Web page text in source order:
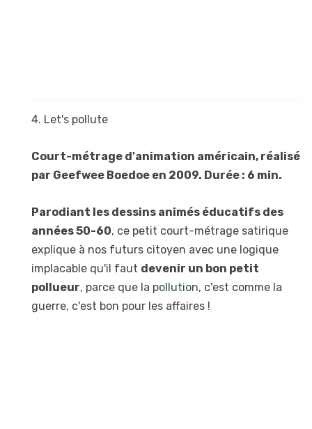
4. Let's pollute
Court-métrage d'animation américain, réalisé
par Geefwee Boedoe en 2009. Durée : 6 min.
Parodiant les dessins animés éducatifs des
années 50-60, ce petit court-métrage satirique
explique à nos futurs citoyen avec une logique
implacable qu'il faut devenir un bon petit
pollueur, parce que la pollution, c'est comme la
guerre, c'est bon pour les affaires !